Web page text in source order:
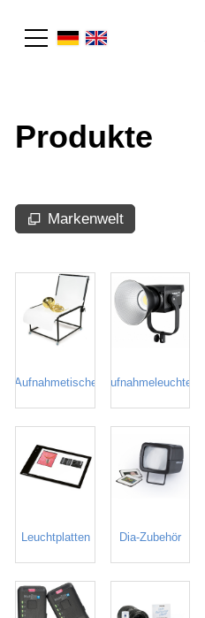
Produkte
Markenwelt
Aufnahmetische Aufnahmeleuchten
Leuchtplatten Dia-Zubehör